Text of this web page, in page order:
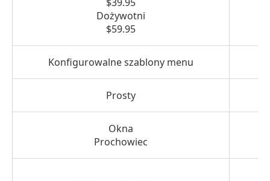
$39.95
Dożywotni
$59.95
Konfigurowalne szablony menu
Prosty
Okna
Prochowiec